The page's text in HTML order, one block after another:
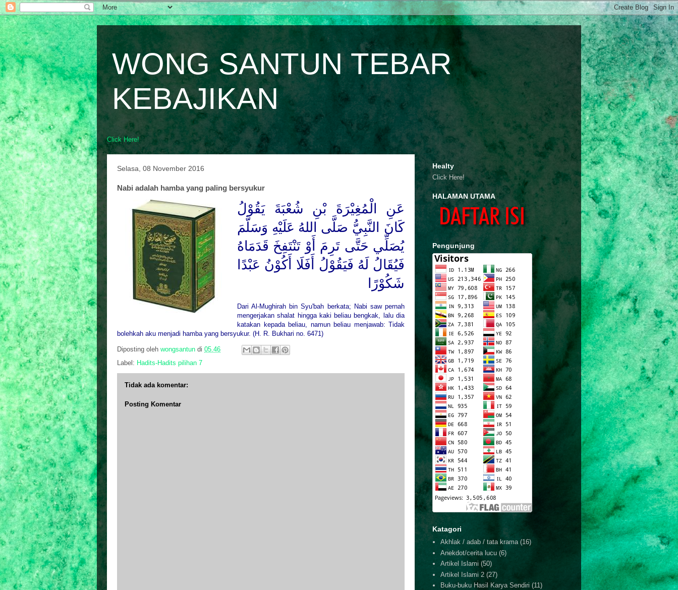
WONG SANTUN TEBAR
KEBAJIKAN
Click Here!
Selasa, 08 November 2016
Nabi adalah hamba yang paling bersyukur
عَنِ الْمُغِيْرَةَ بْنِ شُعْبَةَ يَقُوْلُ
كَانَ النَّبِيُّ صَلَّى اللهُ عَلَيْهِ وَسَلَّمَ
يُصَلِّي حَتَّى تَرِمَ أَوْ تَنْتَفِخَ قَدَمَاهُ
فَيُقَالُ لَهُ فَيَقُوْلُ أَفَلَا أَكُوْنُ عَبْدًا
شَكُوْرًا
Dari Al-Mughirah bin Syu'bah berkata; Nabi saw pernah
mengerjakan shalat hingga kaki beliau bengkak, lalu dia
katakan kepada beliau, namun beliau menjawab: Tidak
bolehkah aku menjadi hamba yang bersyukur. (H. R. Bukhari no. 6471)
Diposting oleh wongsantun di 05.46
Label: Hadits-Hadits pilihan 7
Tidak ada komentar:
Posting Komentar
Healty
Click Here!
HALAMAN UTAMA
Pengunjung
Katagori
Akhlak / adab / tata krama (16)
Anekdot/cerita lucu (6)
Artikel Islami (50)
Artikel Islami 2 (27)
Buku-buku Hasil Karya Sendiri (11)